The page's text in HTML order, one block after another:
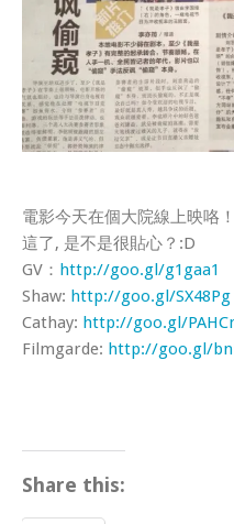
電影今天在個大院線上映咯
這了, 是不是很貼心？:D
GV： http://goo.gl/g1gaa1
Shaw: http://goo.gl/SX48Pg
Cathay: http://goo.gl/
Filmgarde: http://goo.gl/
Share this: